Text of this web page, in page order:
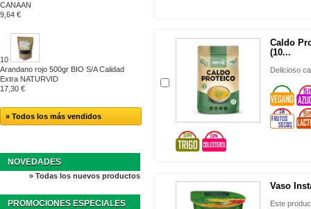
CANAAN
9,64 €
10
Arandano rojo 500gr BIO S/A Calidad
Extra NATURVID
17,30 €
» Todos los más vendidos
NOVEDADES
» Todas los nuevos productos
PROMOCIONES ESPECIALES
Caldo
(10...
Delicioso
Vaso
Este